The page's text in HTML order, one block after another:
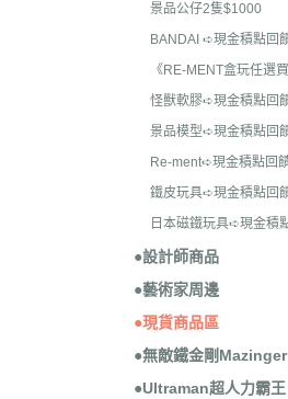
景品公仔2隻$1000
BANDAI ➪現金積點回
《RE-MENT盒玩任選
怪獸軟膠➪現金積點回
景品模型➪現金積點回
Re-ment➪現金積點回
鐵皮玩具➪現金積點回
日本磁鐵玩具➪現金積
●設計師商品
●藝術家周邊
●現貨商品區
●無敵鐵金剛
●Ultraman超人力霸王